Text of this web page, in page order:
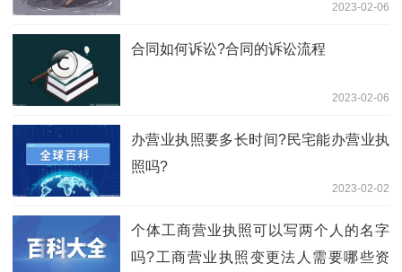
2023-02-06
合同如何诉讼?合同的诉讼流程
2023-02-06
办营业执照要多长时间?民宅能办营业执
照吗?
2023-02-02
个体工商营业执照可以写两个人的名字
吗?工商营业执照变更法人需要哪些资